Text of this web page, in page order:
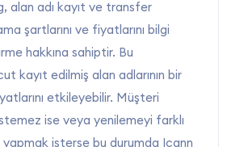
alan adı kayıt ve transfer
şartlarını ve fiyatlarını bilgi
hakkına sahiptir. Bu
kayıt edilmiş alan adlarının bir
etkileyebilir. Müşteri
ise veya yenilemeyi farklı
isterse bu durumda Icann